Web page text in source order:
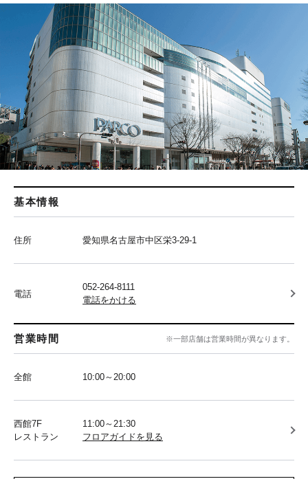
基本情報
住所 愛知県名古屋市中区栄3-29-1
電話
052-264-8111
電話をかける
営業時間 ※一部店舗は営業時間が異なります。
全館 10:00～20:00
西館7F
レストラン
11:00～21:30
フロアガイドを見る